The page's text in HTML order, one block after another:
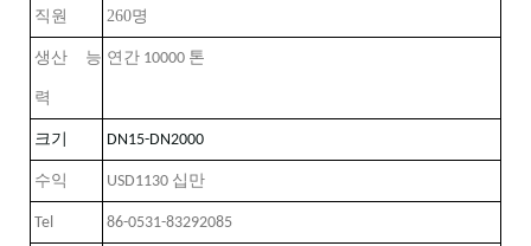
직원 260명
생산 능
력
연간 10000 톤
크기 DN15-DN2000
수익 USD1130 십만
Tel 86-0531-83292085